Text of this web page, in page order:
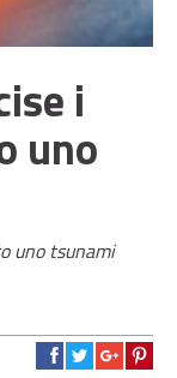
i
uno
uno tsunami